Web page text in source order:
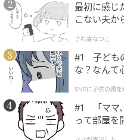
次の記事
「毎日メッセ
私です→3年後
と言い出した
の記事をもっ
最初に感じ
こない夫か
され妻なつこ
#1 子ども
な？なんて
SNSに子供の顔を
#1 「ママ
って部屋を